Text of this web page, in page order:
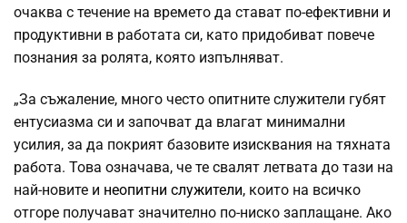
очаква с течение на времето да стават по-ефективни и
продуктивни в работата си, като придобиват повече
познания за ролята, която изпълняват.
„За съжаление, много често опитните служители губят
ентусиазма си и започват да влагат минимални
усилия, за да покрият базовите изисквания на тяхната
работа. Това означава, че те свалят летвата до тази на
най-новите и неопитни служители, които на всичко
отгоре получават значително по-ниско заплащане. Ако